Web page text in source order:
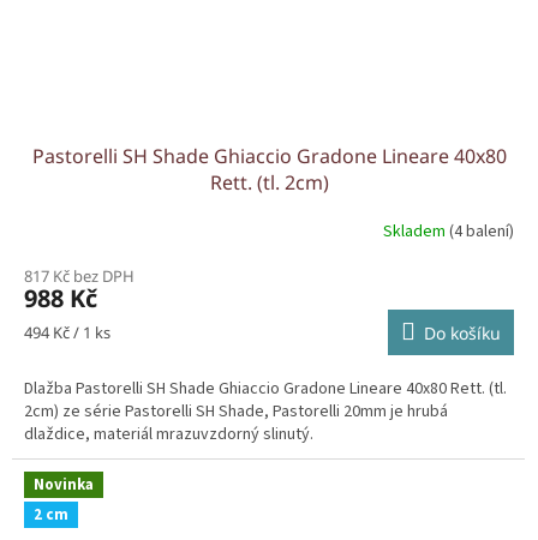
Pastorelli SH Shade Ghiaccio Gradone Lineare 40x80
Rett. (tl. 2cm)
Skladem (4 balení)
817 Kč bez DPH
988 Kč
Měrná
494 Kč / 1 ks Do košíku
Dlažba Pastorelli SH Shade Ghiaccio Gradone Lineare 40x80 Rett. (tl.
2cm) ze série Pastorelli SH Shade, Pastorelli 20mm je hrubá
dlaždice, materiál mrazuvzdorný slinutý.
Novinka
2 cm